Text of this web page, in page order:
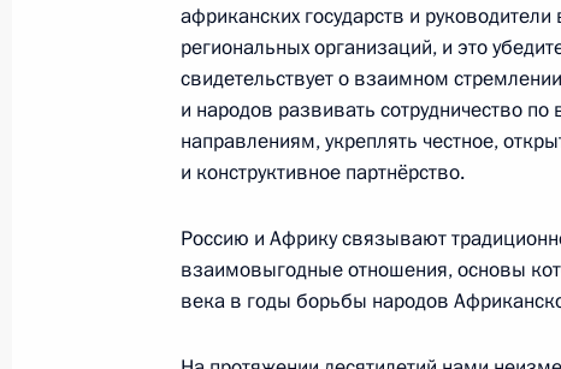
Разделы сайта
Президента
России
Документы
Контакты
Поиск
Информационные
ресурсы
Президента
Текущий ресурс
Государственная
символика
Обратиться к
возраста
африканских государств и руководители
региональных организаций, и это
свидетельствует о взаимном
и народов развивать сотрудничество по
направлениям, укреплять честное,
и конструктивное партнёрство.
Россию и Африку связывают
взаимовыгодные отношения, основы
века в годы борьбы народов